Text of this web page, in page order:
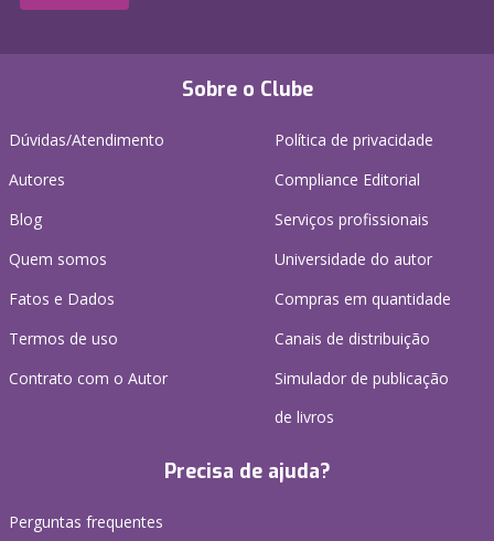
Sobre o Clube
Dúvidas/Atendimento
Autores
Blog
Quem somos
Fatos e Dados
Termos de uso
Contrato com o Autor
Política de privacidade
Compliance Editorial
Serviços profissionais
Universidade do autor
Compras em quantidade
Canais de distribuição
Simulador de publicação
de livros
Precisa de ajuda?
Perguntas frequentes